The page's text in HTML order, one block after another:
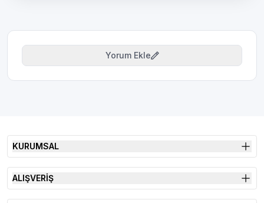
Yorum Ekle
KURUMSAL
ALIŞVERİŞ